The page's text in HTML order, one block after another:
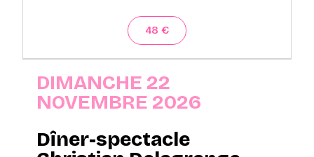
48 €
DIMANCHE 22
NOVEMBRE 2026
Dîner-spectacle